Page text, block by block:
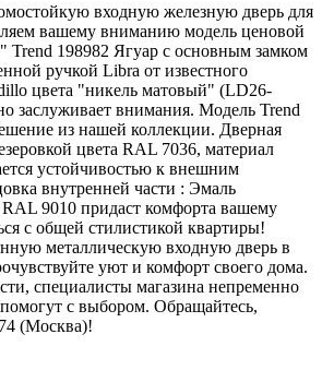
входную железную дверь для
вашему вниманию модель ценовой
Trend 198982 Ягуар с основным замком
ручкой Libra от известного
цвета "никель матовый" (LD26-
заслуживает внимания. Модель Trend
из нашей коллекции. Дверная
цвета RAL 7036, материал
устойчивостью к внешним
внутренней части : Эмаль
RAL 9010 придаст комфорта вашему
с общей стилистикой квартиры!
металлическую входную дверь в
уют и комфорт своего дома.
специалисты магазина непременно
с выбором. Обращайтесь,
(Москва)!